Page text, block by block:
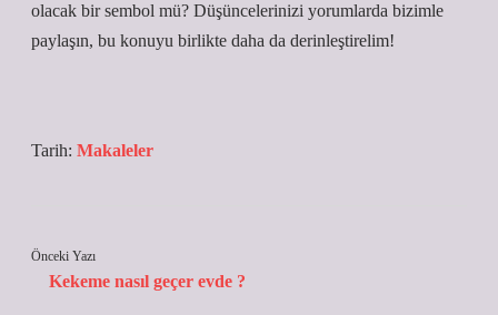
olacak bir sembol mü? Düşüncelerinizi yorumlarda bizimle
paylaşın, bu konuyu birlikte daha da derinleştirelim!
Tarih: Makaleler
Önceki Yazı
Kekeme nasıl geçer evde ?